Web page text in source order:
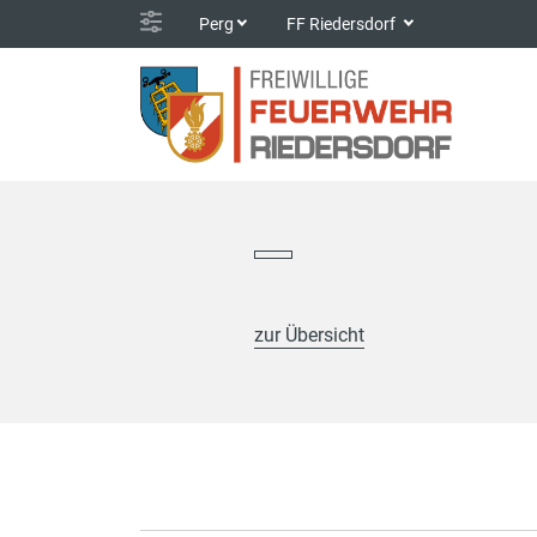
Perg FF Riedersdorf
zur Übersicht